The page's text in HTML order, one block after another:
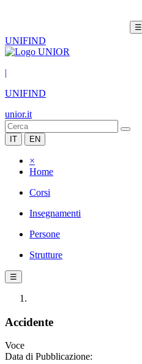
☰
UNIFIND
|
UNIFIND
unior.it
IT EN
×
Home
Corsi
Insegnamenti
Persone
Strutture
☰
Accidente
Voce
Data di Pubblicazione: